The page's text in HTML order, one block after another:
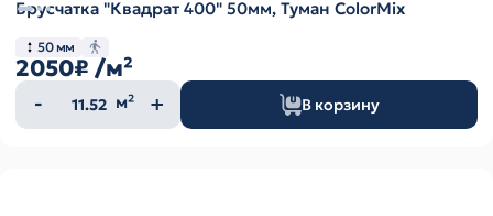
Брусчатка "Квадрат 400" 50мм, Туман ColorMix
50 мм
2050₽ /м²
Количество
товара
м² В корзину